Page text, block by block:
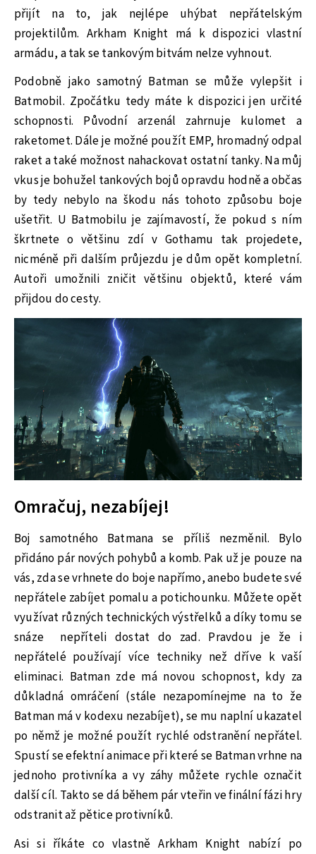
přijít na to, jak nejlépe uhýbat nepřátelským
projektilům. Arkham Knight má k dispozici vlastní
armádu, a tak se tankovým bitvám nelze vyhnout.
Podobně jako samotný Batman se může vylepšit i
Batmobil. Zpočátku tedy máte k dispozici jen určité
schopnosti. Původní arzenál zahrnuje kulomet a
raketomet. Dále je možné použít EMP, hromadný odpal
raket a také možnost nahackovat ostatní tanky. Na můj
vkus je bohužel tankových bojů opravdu hodně a občas
by tedy nebylo na škodu nás tohoto způsobu boje
ušetřit. U Batmobilu je zajímavostí, že pokud s ním
škrtnete o většinu zdí v Gothamu tak projedete,
nicméně při dalším průjezdu je dům opět kompletní.
Autoři umožnili zničit většinu objektů, které vám
přijdou do cesty.
Omračuj, nezabíjej!
Boj samotného Batmana se příliš nezměnil. Bylo
přidáno pár nových pohybů a komb. Pak už je pouze na
vás, zda se vrhnete do boje napřímo, anebo budete své
nepřátele zabíjet pomalu a potichounku. Můžete opět
využívat různých technických výstřelků a díky tomu se
snáze nepříteli dostat do zad. Pravdou je že i
nepřátelé používají více techniky než dříve k vaší
eliminaci. Batman zde má novou schopnost, kdy za
důkladná omráčení (stále nezapomínejme na to že
Batman má v kodexu nezabíjet), se mu naplní ukazatel
po němž je možné použít rychlé odstranění nepřátel.
Spustí se efektní animace při které se Batman vrhne na
jednoho protivníka a vy záhy můžete rychle označit
další cíl. Takto se dá během pár vteřin ve finální fázi hry
odstranit až pětice protivníků.
Asi si říkáte co vlastně Arkham Knight nabízí po